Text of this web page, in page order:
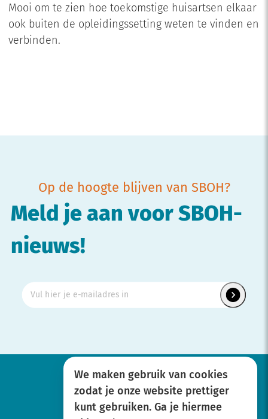
Mooi om te zien hoe toekomstige huisartsen elkaar
ook buiten de opleidingssetting weten te vinden en
verbinden.
Op de hoogte blijven van SBOH?
Meld je aan voor SBOH-
nieuws!
Werken bij
We maken gebruik van cookies
zodat je onze website prettiger
kunt gebruiken. Ga je hiermee